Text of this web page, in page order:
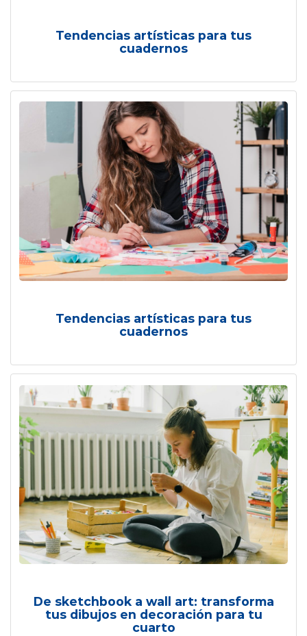
Tendencias artísticas para tus
cuadernos
Tendencias artísticas para tus
cuadernos
De sketchbook a wall art: transforma
tus dibujos en decoración para tu
cuarto